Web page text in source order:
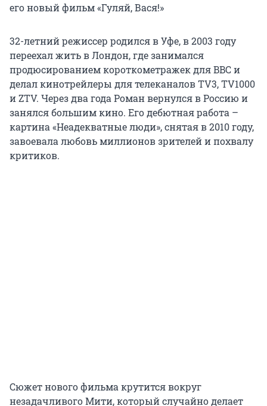
его новый фильм «Гуляй, Вася!»
32-летний режиссер родился в Уфе, в 2003 году
переехал жить в Лондон, где занимался
продюсированием короткометражек для BBC и
делал кинотрейлеры для телеканалов TV3, TV1000
и ZTV. Через два года Роман вернулся в Россию и
занялся большим кино. Его дебютная работа –
картина «Неадекватные люди», снятая в 2010 году,
завоевала любовь миллионов зрителей и похвалу
критиков.
Сюжет нового фильма крутится вокруг
незадачливого Мити, который случайно делает